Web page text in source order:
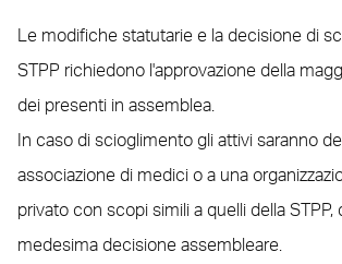
Le modifiche statutarie e la decisione di
STPP richiedono l'approvazione della
dei presenti in assemblea.
In caso di scioglimento gli attivi saranno
associazione di medici o a una
privato con scopi simili a quelli della
medesima decisione assembleare.